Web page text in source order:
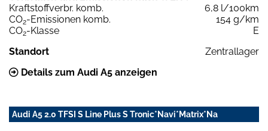
Kraftstoffverbr. komb.
6,8 l/100km
CO2-Emissionen komb.
154 g/km
CO2-Klasse
E
Standort
Zentrallager
Details zum Audi A5 anzeigen
Audi A5 2.0 TFSI S Line Plus S Tronic*Navi*Matrix*Na